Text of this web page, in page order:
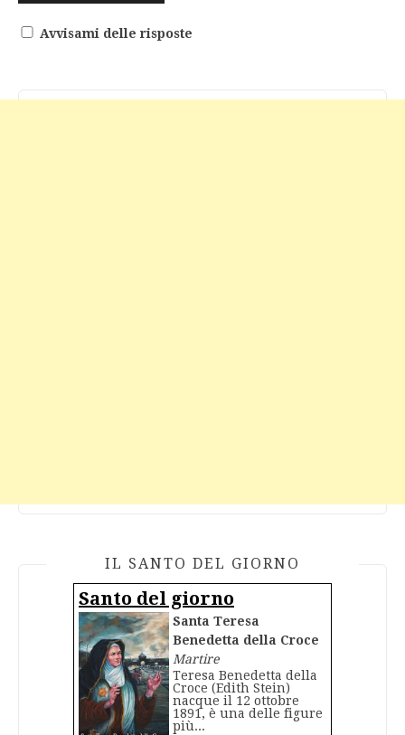
Avvisami delle risposte
IL SANTO DEL GIORNO
Santo del giorno
Santa Teresa
Benedetta della Croce
Martire
Teresa Benedetta della
Croce (Edith Stein)
nacque il 12 ottobre
1891, è una delle figure
più...